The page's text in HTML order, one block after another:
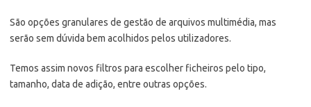
São opções granulares de gestão de arquivos multimédia, mas
serão sem dúvida bem acolhidos pelos utilizadores.
Temos assim novos filtros para escolher ficheiros pelo tipo,
tamanho, data de adição, entre outras opções.